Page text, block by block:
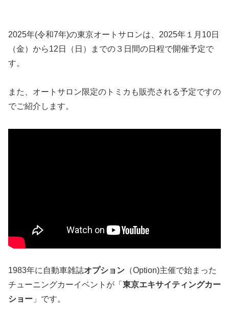
2025年(令和7年)の東京オートサロンは、2025年１月10日
（金）から12日（日）までの３日間の日程で開催予定で
す。
また、オートサロン限定のトミカも販売される予定ですの
でご紹介します。
1983年に自動車雑誌オプション （Option)主催で始まった
チューニングカーイベントが「 東京エキサイティングカー
ショー 」です。